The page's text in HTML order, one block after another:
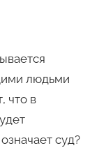
людьми
что в
суд?